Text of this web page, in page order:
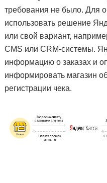
требования не было. Для
использовать решение
или свой вариант,
CMS или CRM-системы.
информацию о заказах и
информировать магазин
регистрации чека.